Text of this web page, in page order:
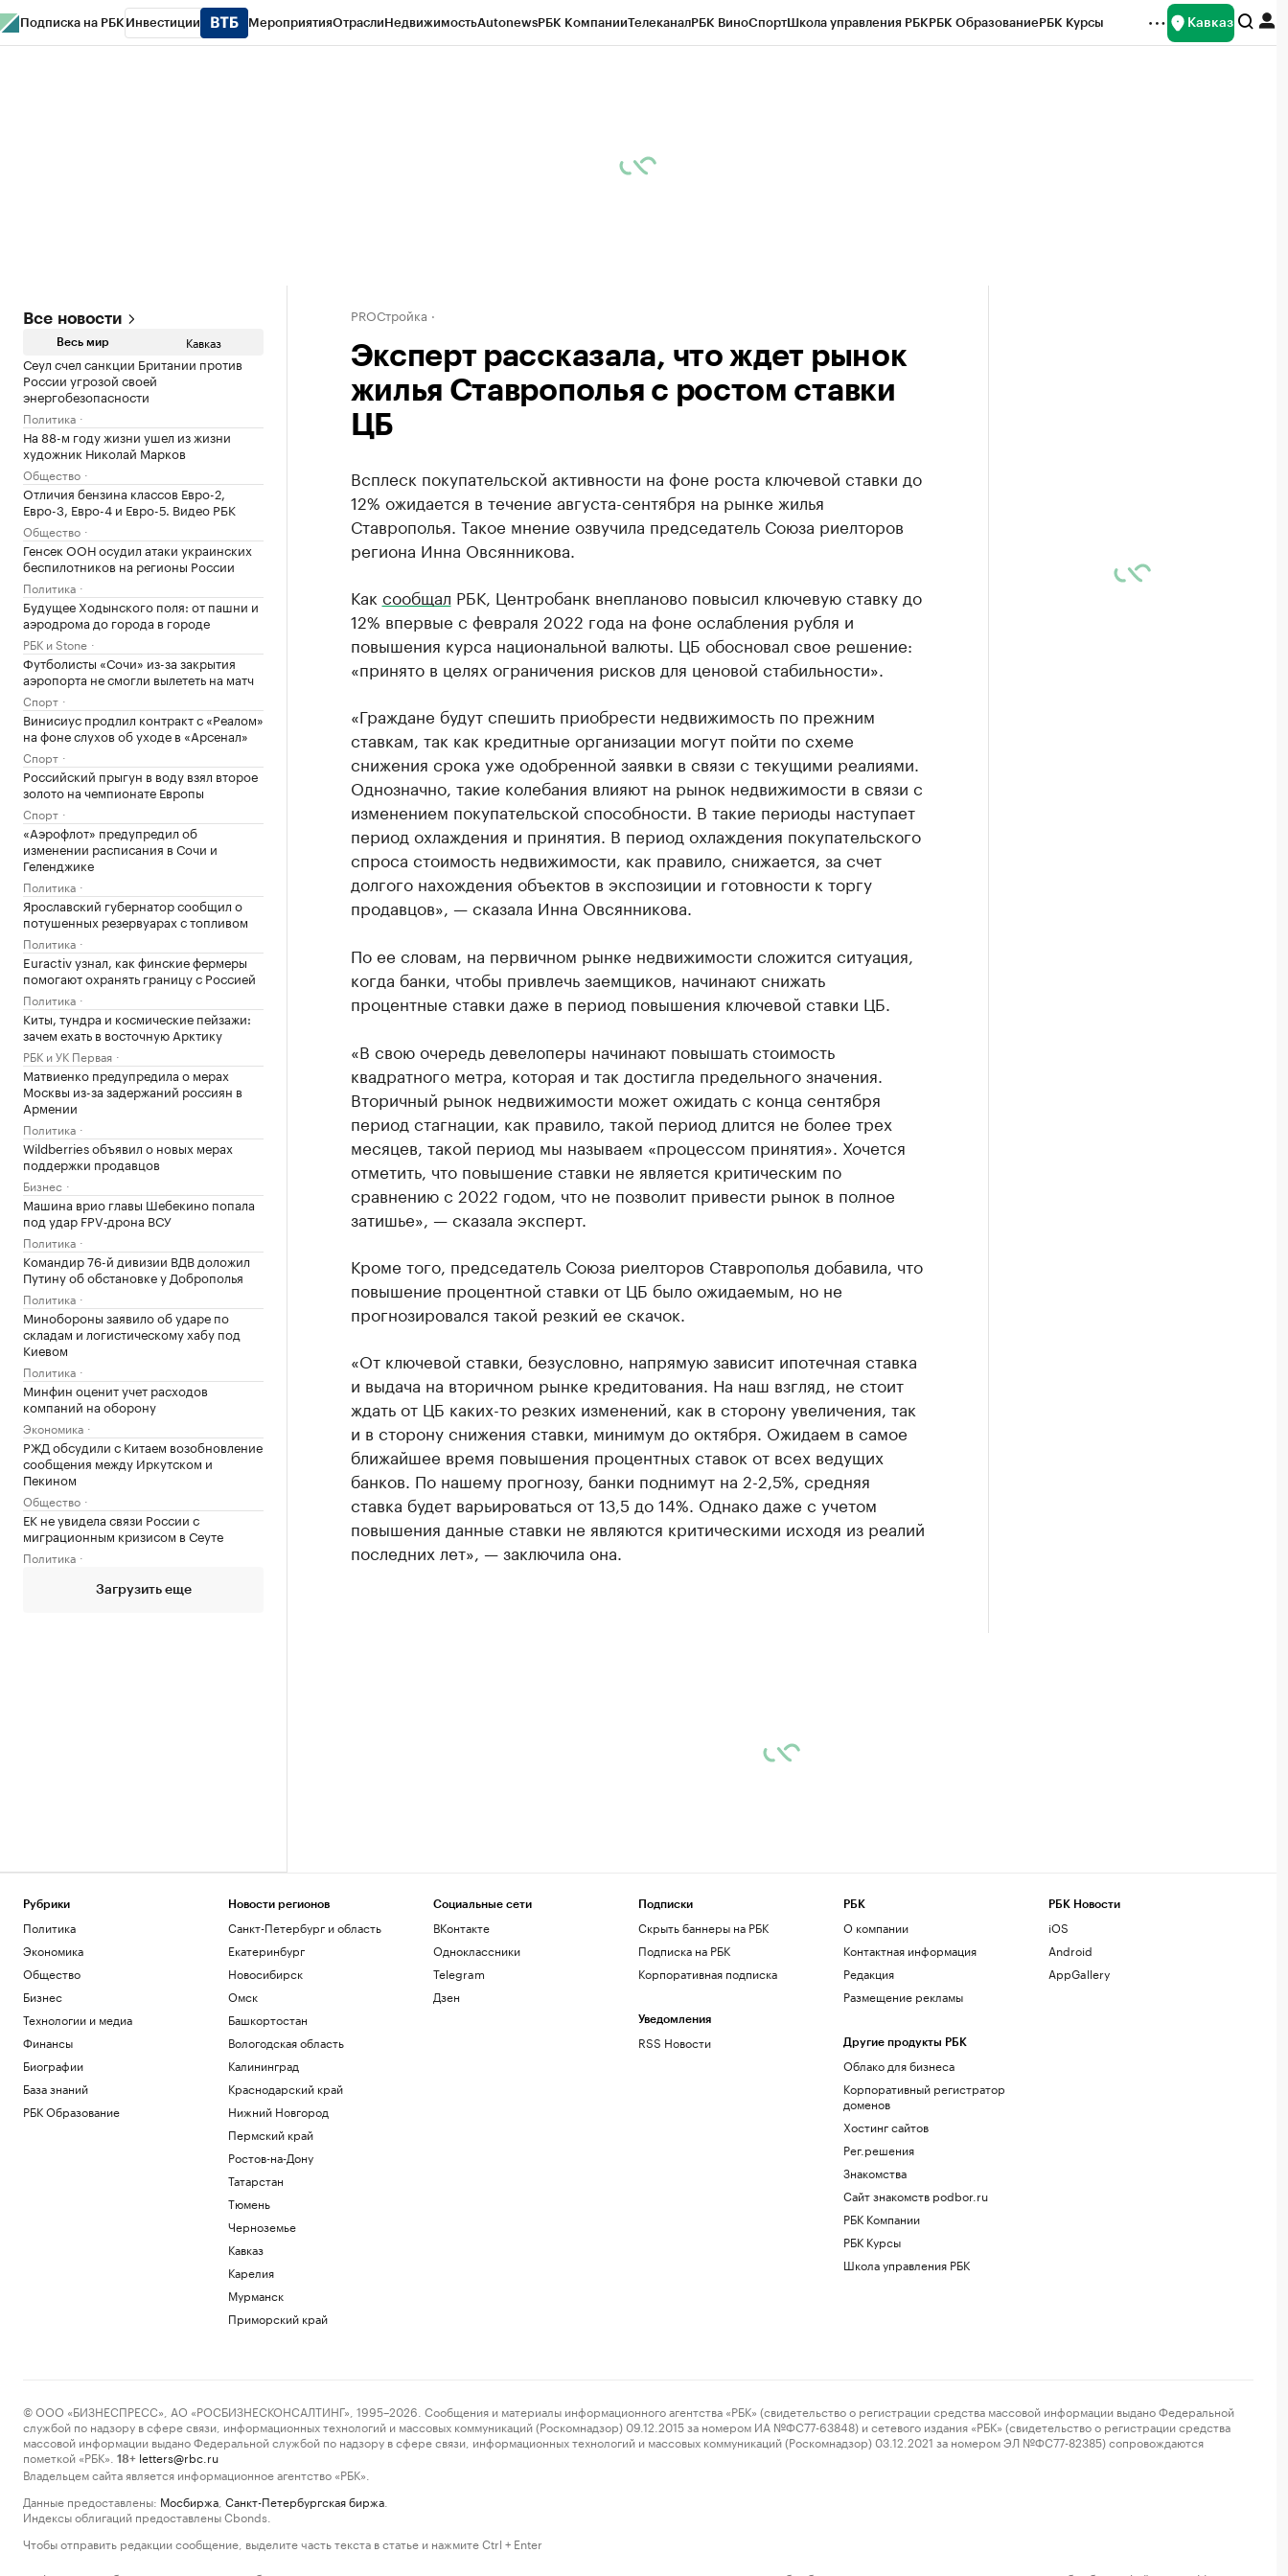
Подписка на РБК Инвестиции МероприятияОтраслиНедвижимостьAutonewsРБК КомпанииТелеканалРБК ВиноСпортШкола управления РБКРБК ОбразованиеРБК Курсы Кавказ
Все новости
Весь мир Кавказ
Сеул счел санкции Британии против
России угрозой своей
энергобезопасности
Политика
На 88-м году жизни ушел из жизни
художник Николай Марков
Общество
Отличия бензина классов Евро-2,
Евро-3, Евро-4 и Евро-5. Видео РБК
Общество
Генсек ООН осудил атаки украинских
беспилотников на регионы России
Политика
Будущее Ходынского поля: от пашни и
аэродрома до города в городе
РБК и Stone
Футболисты «Сочи» из-за закрытия
аэропорта не смогли вылететь на матч
Спорт
Винисиус продлил контракт с «Реалом»
на фоне слухов об уходе в «Арсенал»
Спорт
Российский прыгун в воду взял второе
золото на чемпионате Европы
Спорт
«Аэрофлот» предупредил об
изменении расписания в Сочи и
Геленджике
Политика
Ярославский губернатор сообщил о
потушенных резервуарах с топливом
Политика
Euractiv узнал, как финские фермеры
помогают охранять границу с Россией
Политика
Киты, тундра и космические пейзажи:
зачем ехать в восточную Арктику
РБК и УК Первая
Матвиенко предупредила о мерах
Москвы из-за задержаний россиян в
Армении
Политика
Wildberries объявил о новых мерах
поддержки продавцов
Бизнес
Машина врио главы Шебекино попала
под удар FPV‑дрона ВСУ
Политика
Командир 76-й дивизии ВДВ доложил
Путину об обстановке у Доброполья
Политика
Минобороны заявило об ударе по
складам и логистическому хабу под
Киевом
Политика
Минфин оценит учет расходов
компаний на оборону
Экономика
РЖД обсудили с Китаем возобновление
сообщения между Иркутском и
Пекином
Общество
ЕК не увидела связи России с
миграционным кризисом в Сеуте
Политика
Загрузить еще
PROСтройка
Эксперт рассказала, что ждет рынок
жилья Ставрополья с ростом ставки
ЦБ
Всплеск покупательской активности на фоне роста ключевой ставки до
12% ожидается в течение августа-сентября на рынке жилья
Ставрополья. Такое мнение озвучила председатель Союза риелторов
региона Инна Овсянникова.
Как сообщал РБК, Центробанк внепланово повысил ключевую ставку до
12% впервые с февраля 2022 года на фоне ослабления рубля и
повышения курса национальной валюты. ЦБ обосновал свое решение:
«принято в целях ограничения рисков для ценовой стабильности».
«Граждане будут спешить приобрести недвижимость по прежним
ставкам, так как кредитные организации могут пойти по схеме
снижения срока уже одобренной заявки в связи с текущими реалиями.
Однозначно, такие колебания влияют на рынок недвижимости в связи с
изменением покупательской способности. В такие периоды наступает
период охлаждения и принятия. В период охлаждения покупательского
спроса стоимость недвижимости, как правило, снижается, за счет
долгого нахождения объектов в экспозиции и готовности к торгу
продавцов», — сказала Инна Овсянникова.
По ее словам, на первичном рынке недвижимости сложится ситуация,
когда банки, чтобы привлечь заемщиков, начинают снижать
процентные ставки даже в период повышения ключевой ставки ЦБ.
«В свою очередь девелоперы начинают повышать стоимость
квадратного метра, которая и так достигла предельного значения.
Вторичный рынок недвижимости может ожидать с конца сентября
период стагнации, как правило, такой период длится не более трех
месяцев, такой период мы называем «процессом принятия». Хочется
отметить, что повышение ставки не является критическим по
сравнению с 2022 годом, что не позволит привести рынок в полное
затишье», — сказала эксперт.
Кроме того, председатель Союза риелторов Ставрополья добавила, что
повышение процентной ставки от ЦБ было ожидаемым, но не
прогнозировался такой резкий ее скачок.
«От ключевой ставки, безусловно, напрямую зависит ипотечная ставка
и выдача на вторичном рынке кредитования. На наш взгляд, не стоит
ждать от ЦБ каких-то резких изменений, как в сторону увеличения, так
и в сторону снижения ставки, минимум до октября. Ожидаем в самое
ближайшее время повышения процентных ставок от всех ведущих
банков. По нашему прогнозу, банки поднимут на 2-2,5%, средняя
ставка будет варьироваться от 13,5 до 14%. Однако даже с учетом
повышения данные ставки не являются критическими исходя из реалий
последних лет», — заключила она.
Рубрики
Политика
Экономика
Общество
Бизнес
Технологии и медиа
Финансы
Биографии
База знаний
РБК Образование
Новости регионов
Санкт-Петербург и область
Екатеринбург
Новосибирск
Омск
Башкортостан
Вологодская область
Калининград
Краснодарский край
Нижний Новгород
Пермский край
Ростов-на-Дону
Татарстан
Тюмень
Черноземье
Кавказ
Карелия
Мурманск
Приморский край
Социальные сети
ВКонтакте
Одноклассники
Telegram
Дзен
Подписки
Скрыть баннеры на РБК
Подписка на РБК
Корпоративная подписка
Уведомления
RSS Новости
РБК
О компании
Контактная информация
Редакция
Размещение рекламы
Другие продукты РБК
Облако для бизнеса
Корпоративный регистратор
доменов
Хостинг сайтов
Рег.решения
Знакомства
Сайт знакомств podbor.ru
РБК Компании
РБК Курсы
Школа управления РБК
РБК Новости
iOS
Android
AppGallery
© ООО «БИЗНЕСПРЕСС», АО «РОСБИЗНЕСКОНСАЛТИНГ», 1995–2026. Сообщения и материалы информационного агентства «РБК» (свидетельство о регистрации средства массовой информации выдано Федеральной
службой по надзору в сфере связи, информационных технологий и массовых коммуникаций (Роскомнадзор) 09.12.2015 за номером ИА №ФС77-63848) и сетевого издания «РБК» (свидетельство о регистрации средства
массовой информации выдано Федеральной службой по надзору в сфере связи, информационных технологий и массовых коммуникаций (Роскомнадзор) 03.12.2021 за номером ЭЛ №ФС77-82385) сопровождаются
пометкой «РБК».
18+ letters@rbc.ru
Владельцем сайта является информационное агентство «РБК».
Данные предоставлены: Мосбиржа Санкт-Петербургская биржа
Индексы облигаций предоставлены Cbonds.
Чтобы отправить редакции сообщение, выделите часть текста в статье и нажмите Ctrl + Enter